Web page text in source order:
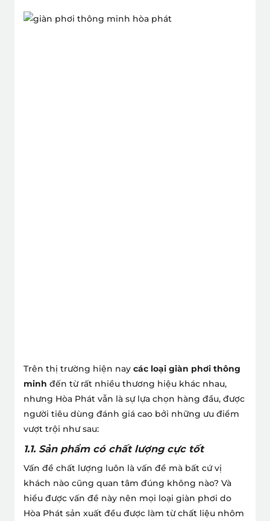
Trên thị trường hiện nay các loại giàn phơi thông
minh đến từ rất nhiều thương hiệu khác nhau,
nhưng Hòa Phát vẫn là sự lựa chọn hàng đầu, được
người tiêu dùng đánh giá cao bởi những ưu điểm
vượt trội như sau:
1.1. Sản phẩm có chất lượng cực tốt
Vấn đề chất lượng luôn là vấn đề mà bất cứ vị
khách nào cũng quan tâm đúng không nào? Và
hiểu được vấn đề này nên mọi loại giàn phơi do
Hòa Phát sản xuất đều được làm từ chất liệu nhôm